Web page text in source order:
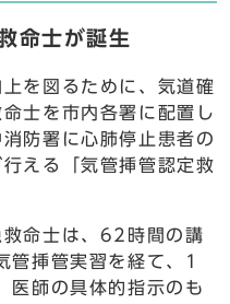
命士が誕生
を図るために、気道確
士を市内各署に配置し
防署に心肺停止患者の
える「気管挿管認定救
命士は、62時間の講
挿管実習を経て、1
医師の具体的指示のも